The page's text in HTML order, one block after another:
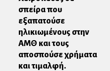
σπείρα που
εξαπατούσε
ηλικιωμένους στην
ΑΜΘ και τους
αποσπούσε χρήματα
και τιμαλφή.